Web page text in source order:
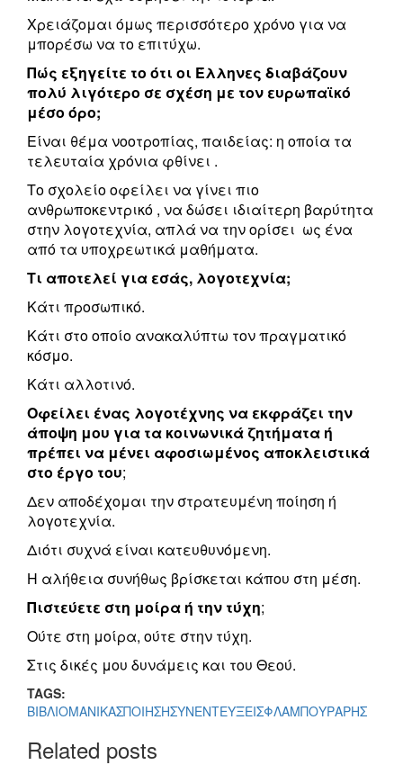
Χρειάζομαι όμως περισσότερο χρόνο για να
μπορέσω να το επιτύχω.
Πώς εξηγείτε το ότι οι Έλληνες διαβάζουν
πολύ λιγότερο σε σχέση με τον ευρωπαϊκό
μέσο όρο;
Είναι θέμα νοοτροπίας, παιδείας: η οποία τα
τελευταία χρόνια φθίνει .
Το σχολείο οφείλει να γίνει πιο
ανθρωποκεντρικό , να δώσει ιδιαίτερη βαρύτητα
στην λογοτεχνία, απλά να την ορίσει ως ένα
από τα υποχρεωτικά μαθήματα.
Τι αποτελεί για εσάς, λογοτεχνία;
Κάτι προσωπικό.
Κάτι στο οποίο ανακαλύπτω τον πραγματικό
κόσμο.
Κάτι αλλοτινό.
Οφείλει ένας λογοτέχνης να εκφράζει την
άποψη μου για τα κοινωνικά ζητήματα ή
πρέπει να μένει αφοσιωμένος αποκλειστικά
στο έργο του;
Δεν αποδέχομαι την στρατευμένη ποίηση ή
λογοτεχνία.
Διότι συχνά είναι κατευθυνόμενη.
Η αλήθεια συνήθως βρίσκεται κάπου στη μέση.
Πιστεύετε στη μοίρα ή την τύχη;
Ούτε στη μοίρα, ούτε στην τύχη.
Στις δικές μου δυνάμεις και του Θεού.
TAGS:
ΒΙΒΛΙΟΜΑΝΙΚΑΣΠΟΙΗΣΗΣΥΝΕΝΤΕΥΞΕΙΣΦΛΑΜΠΟΥΡΑΡΗΣ
Related posts